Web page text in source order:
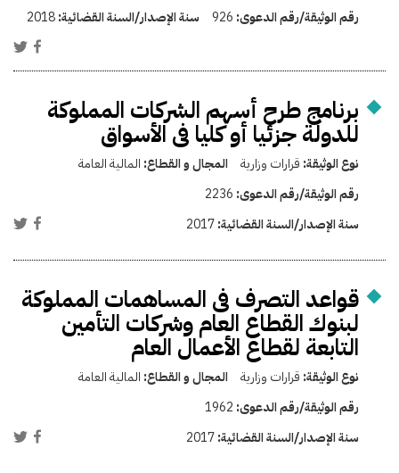
رقم الوثيقة/رقم الدعوى: 926 سنة الإصدار/السنة القضائية:2018
برنامج طرح أسهم الشركات المملوكة
للدولة جزئيا أو كليا فى الأسواق
نوع الوثيقة: قرارات وزارية المجال و القطاع: المالية العامة
رقم الوثيقة/رقم الدعوى: 2236
سنة الإصدار/السنة القضائية:2017
قواعد التصرف فى المساهمات المملوكة
لبنوك القطاع العام وشركات التأمين
التابعة لقطاع الأعمال العام
نوع الوثيقة: قرارات وزارية المجال و القطاع: المالية العامة
رقم الوثيقة/رقم الدعوى: 1962
سنة الإصدار/السنة القضائية:2017